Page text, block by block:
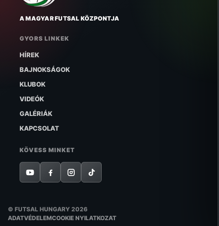
A MAGYAR FUTSAL KÖZPONTJA
GYORS LINKEK
HÍREK
BAJNOKSÁGOK
KLUBOK
VIDEÓK
GALÉRIÁK
KAPCSOLAT
KÖVESS MINKET
© FUTSAL HUNGARY 2026
ADATVÉDELEMCOOKIE NYILATKOZAT